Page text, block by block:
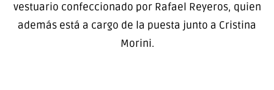
vestuario confeccionado por Rafael Reyeros, quien
además está a cargo de la puesta junto a Cristina
Morini.